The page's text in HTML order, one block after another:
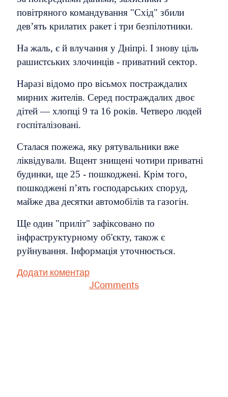
повітряного командування "Схід" збили
дев’ять крилатих ракет і три безпілотники.
На жаль, є й влучання у Дніпрі. І знову ціль
рашистських злочинців - приватний сектор.
Наразі відомо про вісьмох постраждалих
мирних жителів. Серед постраждалих двоє
дітей — хлопці 9 та 16 років. Четверо людей
госпіталізовані.
Сталася пожежа, яку рятувальники вже
ліквідували. Вщент знищені чотири приватні
будинки, ще 25 - пошкоджені. Крім того,
пошкоджені п’ять господарських споруд,
майже два десятки автомобілів та газогін.
Ще один "приліт" зафіксовано по
інфраструктурному об'єкту, також є
руйнування. Інформація уточнюється.
Додати коментар
JComments